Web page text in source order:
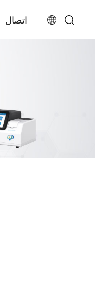
اتصال
русский
español